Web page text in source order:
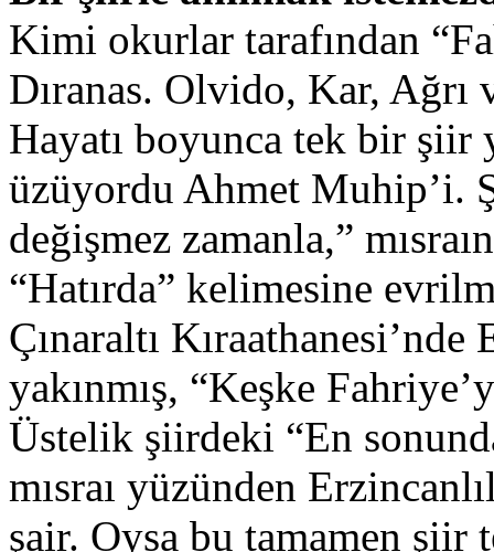
Kimi okurlar tarafından
Dıranas. Olvido, Kar,
Hayatı boyunca tek bir şiir
üzüyordu Ahmet Muhip’i.
değişmez zamanla,”
“Hatırda” kelimesine
Çınaraltı
yakınmış, “Keşke
Üstelik şiirdeki “En
mısraı yüzünden
şair. Oysa bu tamamen